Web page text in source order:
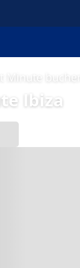
Minute buchen!
Ibiza